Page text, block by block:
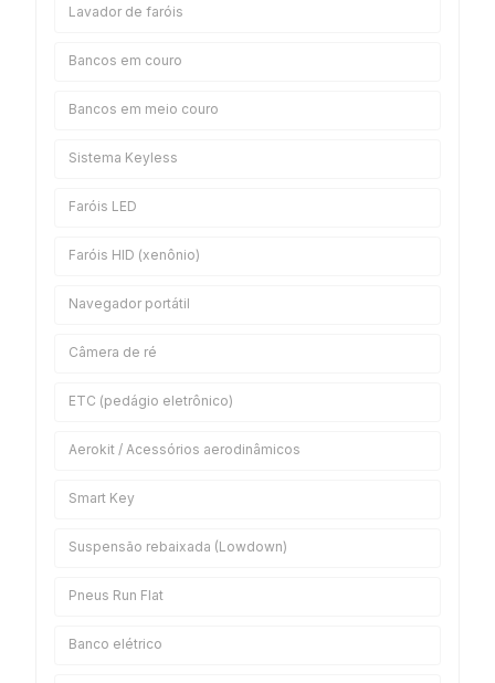
Lavador de faróis
Bancos em couro
Bancos em meio couro
Sistema Keyless
Faróis LED
Faróis HID (xenônio)
Navegador portátil
Câmera de ré
ETC (pedágio eletrônico)
Aerokit / Acessórios aerodinâmicos
Smart Key
Suspensão rebaixada (Lowdown)
Pneus Run Flat
Banco elétrico